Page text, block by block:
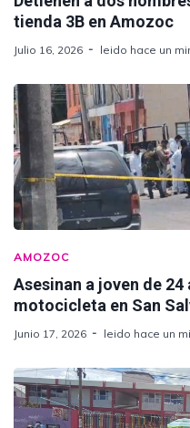
tienda 3B en Amozoc
Julio 16, 2026 leido hace un
AMOZOC
Asesinan a joven de
motocicleta en San
Junio 17, 2026 leido hace un